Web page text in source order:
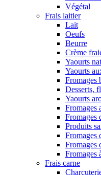
Végétal
Frais laitier
Lait
Oeufs
Beurre
Crème
Yaourts
Yaourts
Fromages
Desserts,
Yaourts
Fromages
Fromages
Produits
Fromages
Fromages
Fromages
Frais carne